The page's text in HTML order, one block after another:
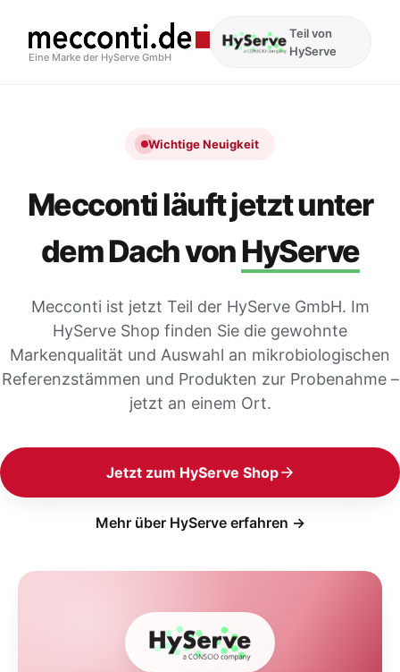
Eine Marke der HyServe GmbH
Teil von
HyServe
Wichtige Neuigkeit
Mecconti läuft jetzt unter
dem Dach vonHyServe
Mecconti ist jetzt Teil der HyServe GmbH. Im
HyServe Shop finden Sie die gewohnte
Markenqualität und Auswahl an mikrobiologischen
Referenzstämmen und Produkten zur Probenahme –
jetzt an einem Ort.
Jetzt zum HyServe Shop
Mehr über HyServe erfahren →